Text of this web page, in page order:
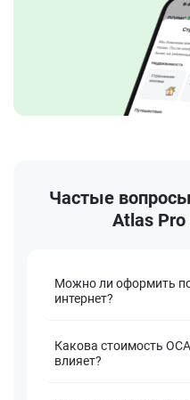
Частые
Atlas
Можно ли оформить
интернет?
Какова стоимость
влияет?